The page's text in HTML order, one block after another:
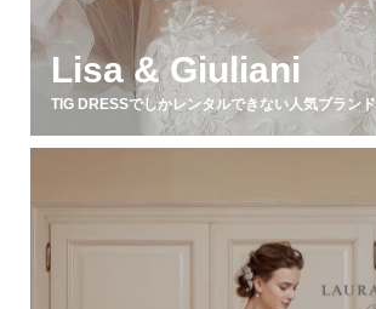
Lisa & Giuliani
TIG DRESSでしかレンタルできない人気ブランド